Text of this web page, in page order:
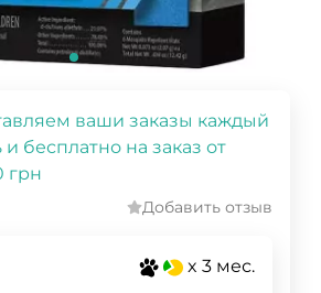
ваши заказы каждый
и бесплатно на заказ от
грн
Добавить отзыв
x 3 мес.